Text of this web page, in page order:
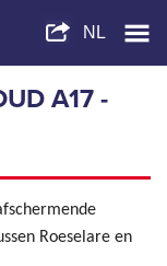
A17 -
Roeselare en